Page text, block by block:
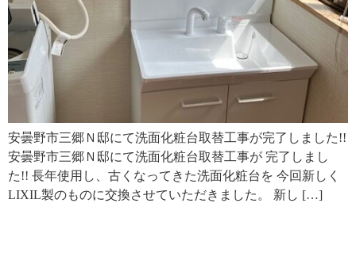
安曇野市三郷Ｎ邸にて洗面化粧台取替工事が完了しました!!
安曇野市三郷Ｎ邸にて洗面化粧台取替工事が 完了しまし
た!! 長年使用し、古くなってきた洗面化粧台を 今回新しく
LIXIL製のものに交換させていただきました。 新し […]